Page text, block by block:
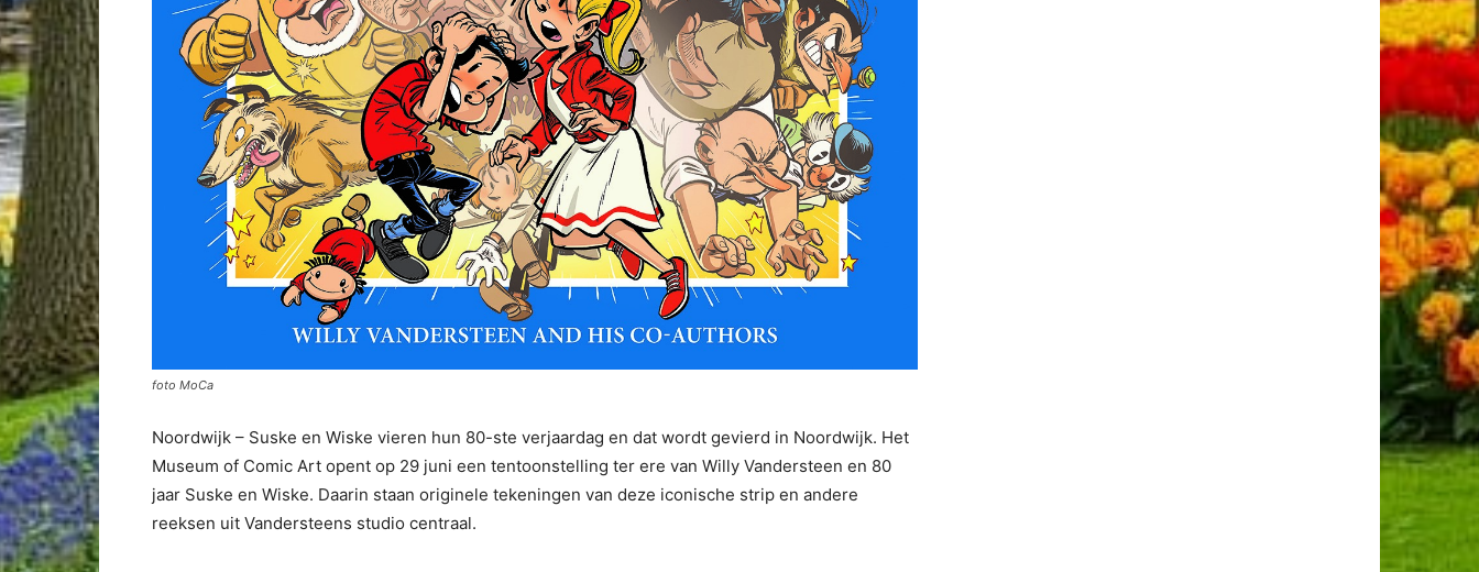
foto MoCa
Noordwijk – Suske en Wiske vieren hun 80-ste verjaardag en dat wordt gevierd in Noordwijk. Het
Museum of Comic Art opent op 29 juni een tentoonstelling ter ere van Willy Vandersteen en 80
jaar Suske en Wiske. Daarin staan originele tekeningen van deze iconische strip en andere
reeksen uit Vandersteens studio centraal.